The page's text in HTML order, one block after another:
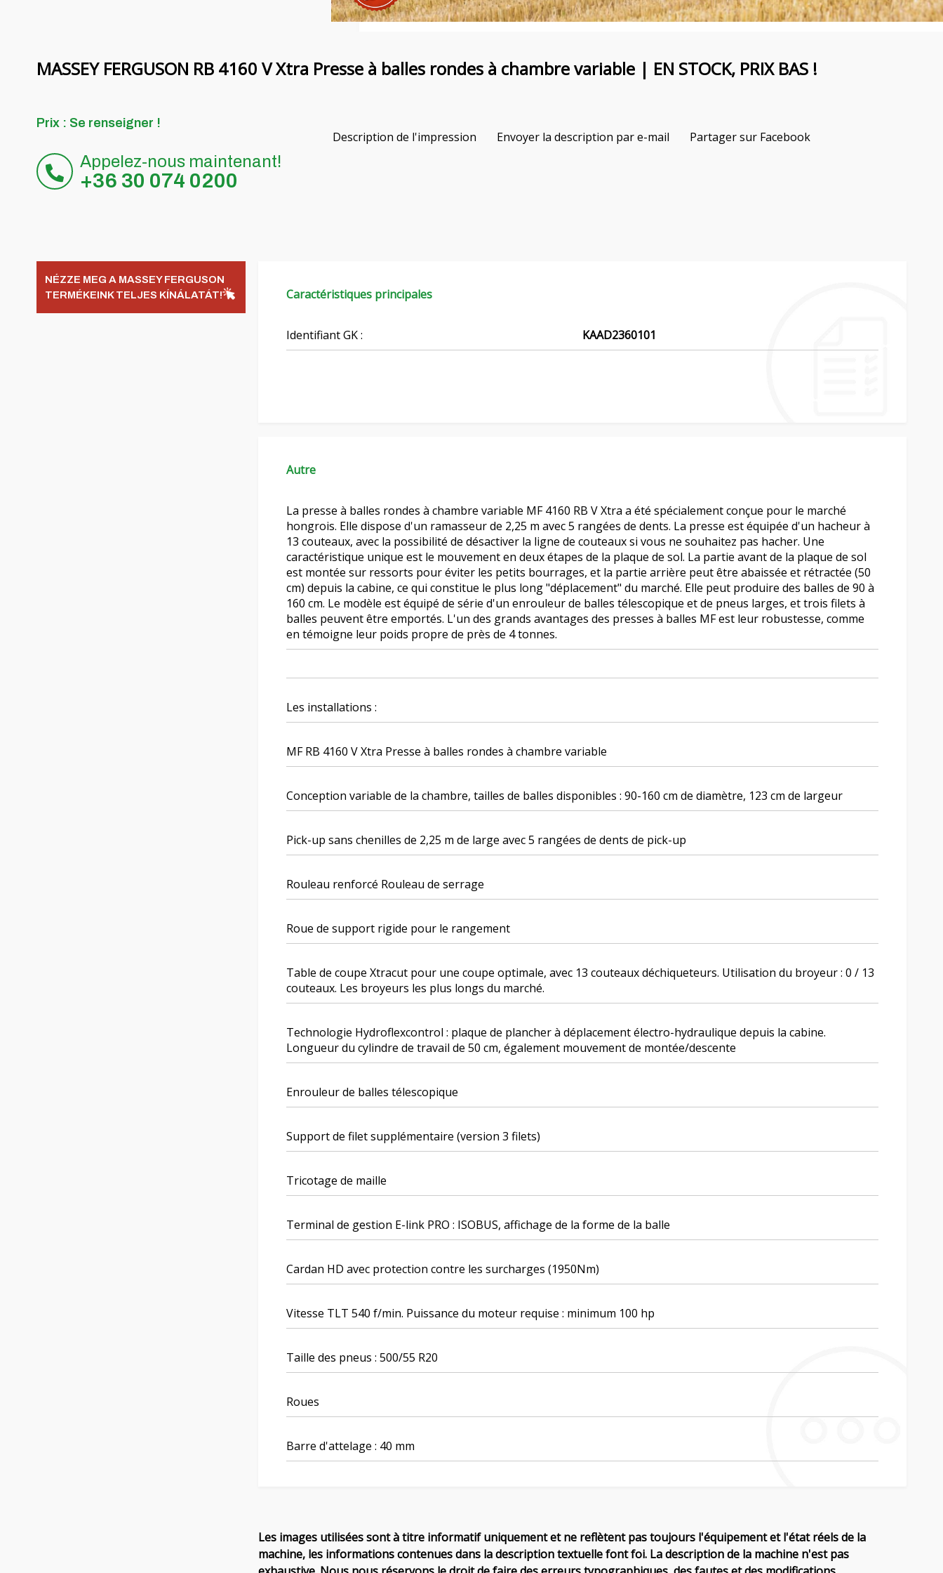
MASSEY FERGUSON RB 4160 V Xtra Presse à balles rondes à chambre variable | EN STOCK, PRIX BAS !
Prix ​​: Se renseigner !
Appelez-nous maintenant!
+36 30 074 0200
Description de l'impression Envoyer la description par e-mail Partager sur Facebook
NÉZZE MEG A MASSEY FERGUSON
TERMÉKEINK TELJES KÍNÁLATÁT!
Caractéristiques principales
Identifiant GK : KAAD2360101
Autre
La presse à balles rondes à chambre variable MF 4160 RB V Xtra a été spécialement conçue pour le marché
hongrois. Elle dispose d'un ramasseur de 2,25 m avec 5 rangées de dents. La presse est équipée d'un hacheur à
13 couteaux, avec la possibilité de désactiver la ligne de couteaux si vous ne souhaitez pas hacher. Une
caractéristique unique est le mouvement en deux étapes de la plaque de sol. La partie avant de la plaque de sol
est montée sur ressorts pour éviter les petits bourrages, et la partie arrière peut être abaissée et rétractée (50
cm) depuis la cabine, ce qui constitue le plus long "déplacement" du marché. Elle peut produire des balles de 90 à
160 cm. Le modèle est équipé de série d'un enrouleur de balles télescopique et de pneus larges, et trois filets à
balles peuvent être emportés. L'un des grands avantages des presses à balles MF est leur robustesse, comme
en témoigne leur poids propre de près de 4 tonnes.
Les installations :
MF RB 4160 V Xtra Presse à balles rondes à chambre variable
Conception variable de la chambre, tailles de balles disponibles : 90-160 cm de diamètre, 123 cm de largeur
Pick-up sans chenilles de 2,25 m de large avec 5 rangées de dents de pick-up
Rouleau renforcé Rouleau de serrage
Roue de support rigide pour le rangement
Table de coupe Xtracut pour une coupe optimale, avec 13 couteaux déchiqueteurs. Utilisation du broyeur : 0 / 13
couteaux. Les broyeurs les plus longs du marché.
Technologie Hydroflexcontrol : plaque de plancher à déplacement électro-hydraulique depuis la cabine.
Longueur du cylindre de travail de 50 cm, également mouvement de montée/descente
Enrouleur de balles télescopique
Support de filet supplémentaire (version 3 filets)
Tricotage de maille
Terminal de gestion E-link PRO : ISOBUS, affichage de la forme de la balle
Cardan HD avec protection contre les surcharges (1950Nm)
Vitesse TLT 540 f/min. Puissance du moteur requise : minimum 100 hp
Taille des pneus : 500/55 R20
Roues
Barre d'attelage : 40 mm
Les images utilisées sont à titre informatif uniquement et ne reflètent pas toujours l'équipement et l'état réels de la
machine, les informations contenues dans la description textuelle font foi. La description de la machine n'est pas